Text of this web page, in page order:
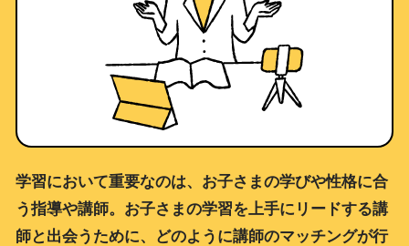
学習において重要なのは、お子さまの学びや性格に合
う指導や講師。お子さまの学習を上手にリードする講
師と出会うために、どのように講師のマッチングが行